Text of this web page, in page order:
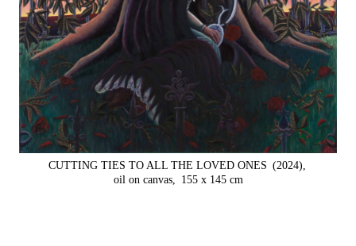
CUTTING TIES TO ALL THE LOVED ONES (2024),
oil on canvas, 155 x 145 cm